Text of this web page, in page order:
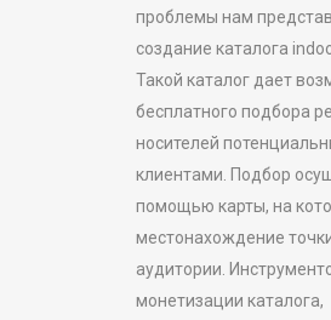
проблемы нам
создание каталога
Такой каталог дает
бесплатного подбора
носителей
клиентами. Подбор
помощью карты, на
местонахождение
аудитории.
монетизации каталога,